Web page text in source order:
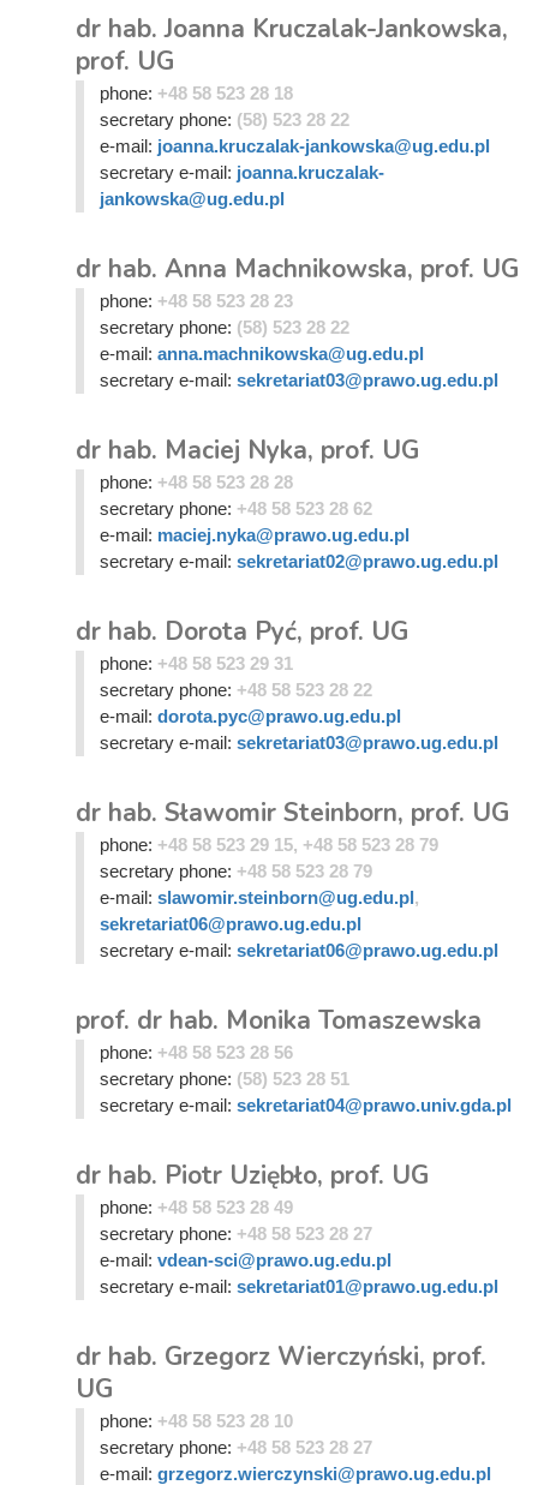
dr hab. Joanna Kruczalak-Jankowska,
prof. UG
phone: +48 58 523 28 18
secretary phone: (58) 523 28 22
e-mail: joanna.kruczalak-jankowska@ug.edu.pl
secretary e-mail: joanna.kruczalak-
jankowska@ug.edu.pl
dr hab. Anna Machnikowska, prof. UG
phone: +48 58 523 28 23
secretary phone: (58) 523 28 22
e-mail: anna.machnikowska@ug.edu.pl
secretary e-mail: sekretariat03@prawo.ug.edu.pl
dr hab. Maciej Nyka, prof. UG
phone: +48 58 523 28 28
secretary phone: +48 58 523 28 62
e-mail: maciej.nyka@prawo.ug.edu.pl
secretary e-mail: sekretariat02@prawo.ug.edu.pl
dr hab. Dorota Pyć, prof. UG
phone: +48 58 523 29 31
secretary phone: +48 58 523 28 22
e-mail: dorota.pyc@prawo.ug.edu.pl
secretary e-mail: sekretariat03@prawo.ug.edu.pl
dr hab. Sławomir Steinborn, prof. UG
phone: +48 58 523 29 15, +48 58 523 28 79
secretary phone: +48 58 523 28 79
e-mail: slawomir.steinborn@ug.edu.pl,
sekretariat06@prawo.ug.edu.pl
secretary e-mail: sekretariat06@prawo.ug.edu.pl
prof. dr hab. Monika Tomaszewska
phone: +48 58 523 28 56
secretary phone: (58) 523 28 51
secretary e-mail: sekretariat04@prawo.univ.gda.pl
dr hab. Piotr Uziębło, prof. UG
phone: +48 58 523 28 49
secretary phone: +48 58 523 28 27
e-mail: vdean-sci@prawo.ug.edu.pl
secretary e-mail: sekretariat01@prawo.ug.edu.pl
dr hab. Grzegorz Wierczyński, prof.
UG
phone: +48 58 523 28 10
secretary phone: +48 58 523 28 27
e-mail: grzegorz.wierczynski@prawo.ug.edu.pl